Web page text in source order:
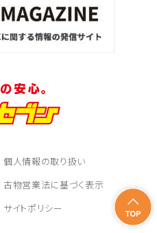
個人情報の取り扱い
古物営業法に基づく表示
サイトポリシー